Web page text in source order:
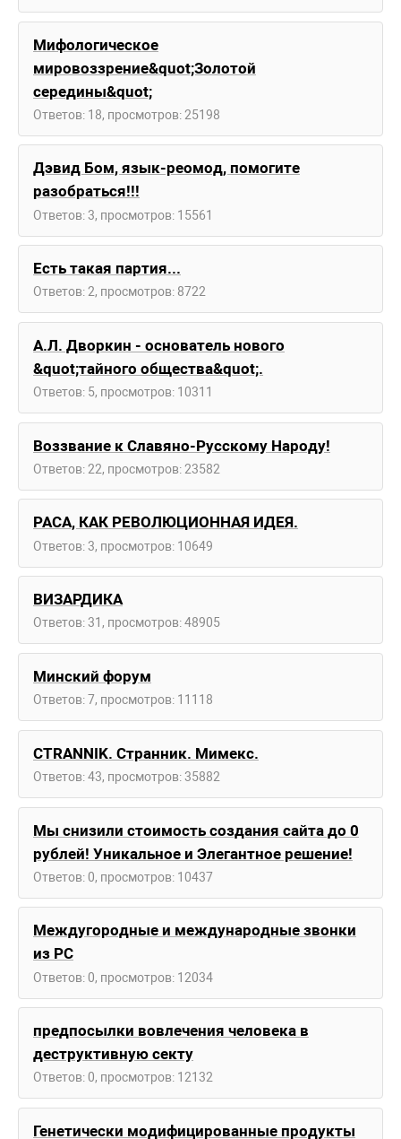
Мифологическое
мировоззрение&quot;Золотой
середины&quot;
Ответов: 18, просмотров: 25198
Дэвид Бом, язык-реомод, помогите
разобраться!!!
Ответов: 3, просмотров: 15561
Есть такая партия...
Ответов: 2, просмотров: 8722
А.Л. Дворкин - основатель нового
&quot;тайного общества&quot;.
Ответов: 5, просмотров: 10311
Воззвание к Славяно-Русскому Народу!
Ответов: 22, просмотров: 23582
РАСА, КАК РЕВОЛЮЦИОННАЯ ИДЕЯ.
Ответов: 3, просмотров: 10649
ВИЗАРДИКА
Ответов: 31, просмотров: 48905
Минский форум
Ответов: 7, просмотров: 11118
CTRANNIK. Странник. Мимекс.
Ответов: 43, просмотров: 35882
Мы снизили стоимость создания сайта до 0
рублей! Уникальное и Элегантное решение!
Ответов: 0, просмотров: 10437
Междугородные и международные звонки
из РС
Ответов: 0, просмотров: 12034
предпосылки вовлечения человека в
деструктивную cекту
Ответов: 0, просмотров: 12132
Генетически модифицированные продукты